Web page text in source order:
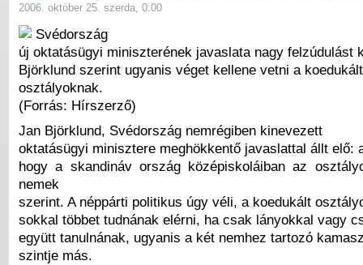
2006. október 25. szerda, 0:00
Svédország
új oktatásügyi miniszterének javaslata nagy felzúdulást
Björklund szerint ugyanis véget kellene vetni a koedukált
osztályoknak.
(Forrás: Hírszerző)
Jan Björklund, Svédország nemrégiben kinevezett
oktatásügyi minisztere meghökkentő javaslattal állt elő:
hogy a skandináv ország középiskoláiban az
nemek
szerint. A néppárti politikus úgy véli, a koedukált
sokkal többet tudnának elérni, ha csak lányokkal vagy
együtt tanulnának, ugyanis a két nemhez tartozó
szintje más.